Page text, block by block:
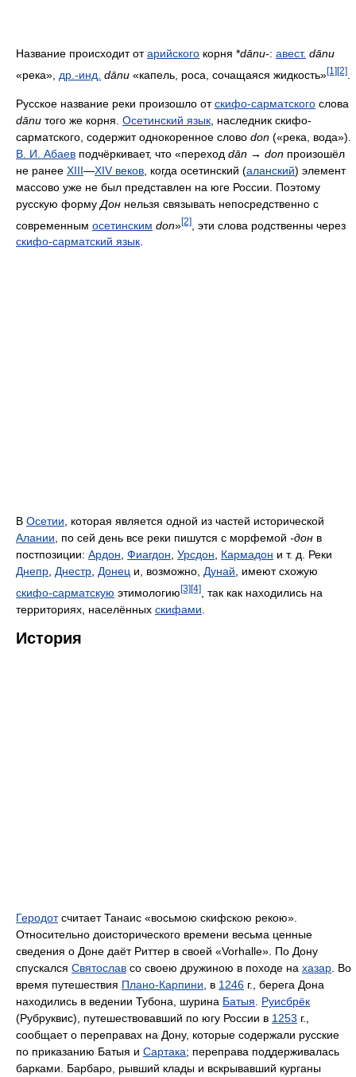
Название происходит отарийского корня *dānu-: авест. dānu
«река», др.-инд. dānu «капель, роса, сочащаяся жидкость»[1][2]
Русское название реки произошло отскифо-сарматского слова
dānu того же корня. Осетинский язык , наследник скифо-
сарматского, содержит однокоренное слово don («река, вода»).
В. И. Абаев подчёркивает, что «переход dān → don произошёл
не ранее XIII—XIV веков , когда осетинский (аланский) элемент
массово уже не был представлен на юге России. Поэтому
русскую форму Дон нельзя связывать непосредственно с
современным осетинским don»[2]
, эти слова родственны через
скифо-сарматский язык.
В Осетии, которая является одной из частей исторической
Алании, по сей день все реки пишутся с морфемой -дон в
постпозиции: Ардон, Фиагдон, Урсдон, Кармадон и т. д. Реки
Днепр, Днестр, Донец и, возможно, Дунай, имеют схожую
скифо-сарматскую этимологию [3] [4]
, так как находились на
территориях, населённых скифами
История
Геродотсчитает Танаис «восьмою скифскою рекою».
Относительно доисторического времени весьма ценные
сведения о Доне даёт Риттер в своей «Vorhalle». По Дону
спускался Святослав со своею дружиною в походе на хазар . Во
время путешествия Плано-Карпини , в 1246 г., берега Дона
находились в ведении Тубона, шурина Батыя
Руисбрёк
(Рубруквис), путешествовавший по югу России в 1253 г.,
сообщает о переправах на Дону, которые содержали русские
по приказанию Батыя и Сартака; переправа поддерживалась
барками. Барбаро, рывший клады и вскрывавший курганы